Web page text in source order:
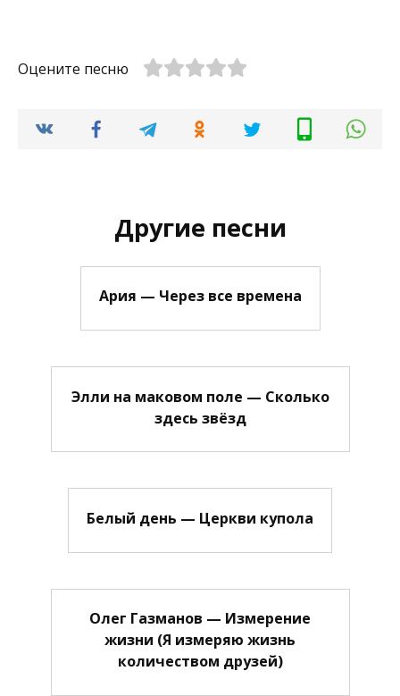
Оцените песню
Другие песни
Ария — Через все времена
Элли на маковом поле — Сколько
здесь звёзд
Белый день — Церкви купола
Олег Газманов — Измерение
жизни (Я измеряю жизнь
количеством друзей)